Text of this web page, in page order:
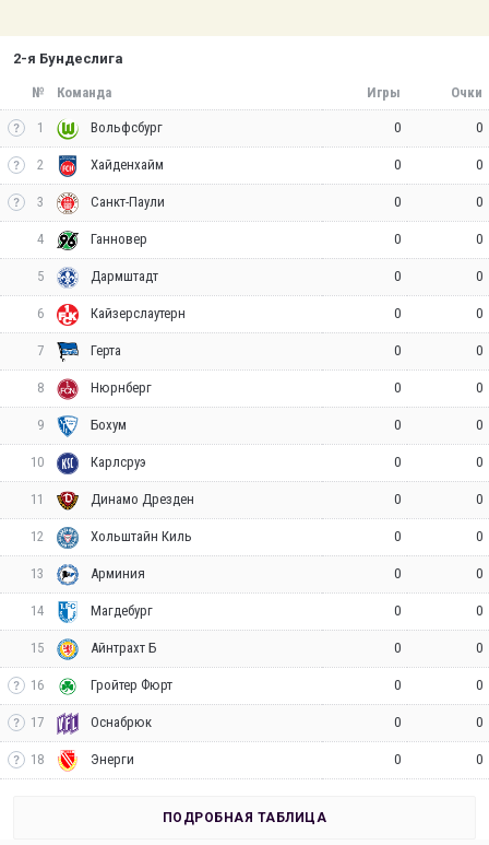
2-я Бундеслига
№ Команда Игры Очки
1 Вольфсбург 0 0
2 Хайденхайм 0 0
3 Санкт-Паули 0 0
4 Ганновер 0 0
5 Дармштадт 0 0
6 Кайзерслаутерн 0 0
7 Герта 0 0
8 Нюрнберг 0 0
9 Бохум 0 0
10 Карлсруэ 0 0
11 Динамо Дрезден 0 0
12 Хольштайн Киль 0 0
13 Арминия 0 0
14 Магдебург 0 0
15 Айнтрахт Б 0 0
16 Гройтер Фюрт 0 0
17 Оснабрюк 0 0
18 Энерги 0 0
ПОДРОБНАЯ ТАБЛИЦА